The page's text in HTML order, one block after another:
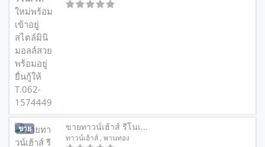
ขาย ขายทาวน์เฮ้าส์ รีโนเ...
ทาวน์เฮ้าส์ , พานทอง